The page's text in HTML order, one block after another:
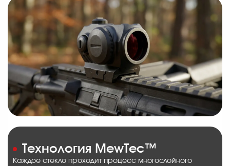
Технология MewTec™
Каждое стекло проходит процесс многослойного